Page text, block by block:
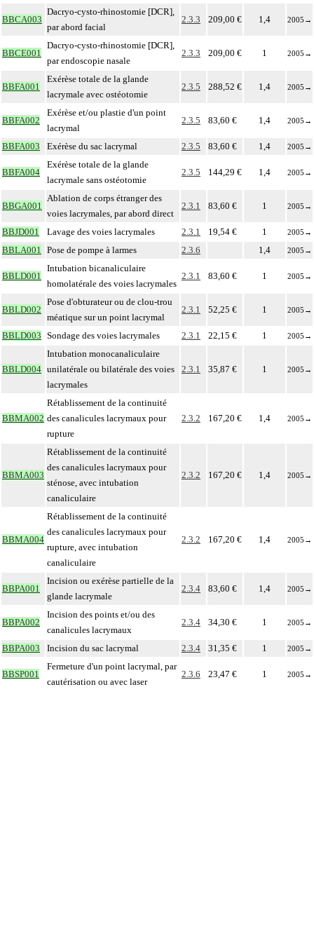
BBCA003
Dacryo-cysto-rhinostomie [DCR],
par abord facial
2.3.3 209,00 € 1,4 2005 →
BBCE001
Dacryo-cysto-rhinostomie [DCR],
par endoscopie nasale
2.3.3 209,00 € 1 2005 →
BBFA001
Exérèse totale de la glande
lacrymale avec ostéotomie
2.3.5 288,52 € 1,4 2005 →
BBFA002
Exérèse et/ou plastie d'un point
lacrymal
2.3.5 83,60 € 1,4 2005 →
BBFA003 Exérèse du sac lacrymal 2.3.5 83,60 € 1,4 2005 →
BBFA004
Exérèse totale de la glande
lacrymale sans ostéotomie
2.3.5 144,29 € 1,4 2005 →
BBGA001
Ablation de corps étranger des
voies lacrymales, par abord direct
2.3.1 83,60 € 1 2005 →
BBJD001 Lavage des voies lacrymales 2.3.1 19,54 € 1 2005 →
BBLA001 Pose de pompe à larmes 2.3.6 1,4 2005 →
BBLD001
Intubation bicanaliculaire
homolatérale des voies lacrymales
2.3.1 83,60 € 1 2005 →
BBLD002
Pose d'obturateur ou de clou-trou
méatique sur un point lacrymal
2.3.1 52,25 € 1 2005 →
BBLD003 Sondage des voies lacrymales 2.3.1 22,15 € 1 2005 →
BBLD004
Intubation monocanaliculaire
unilatérale ou bilatérale des voies
lacrymales
2.3.1 35,87 € 1 2005 →
BBMA002
Rétablissement de la continuité
des canalicules lacrymaux pour
rupture
2.3.2 167,20 € 1,4 2005 →
BBMA003
Rétablissement de la continuité
des canalicules lacrymaux pour
sténose, avec intubation
canaliculaire
2.3.2 167,20 € 1,4 2005 →
BBMA004
Rétablissement de la continuité
des canalicules lacrymaux pour
rupture, avec intubation
canaliculaire
2.3.2 167,20 € 1,4 2005 →
BBPA001
Incision ou exérèse partielle de la
glande lacrymale
2.3.4 83,60 € 1,4 2005 →
BBPA002
Incision des points et/ou des
canalicules lacrymaux
2.3.4 34,30 € 1 2005 →
BBPA003 Incision du sac lacrymal 2.3.4 31,35 € 1 2005 →
BBSP001
Fermeture d'un point lacrymal, par
cautérisation ou avec laser
2.3.6 23,47 € 1 2005 →